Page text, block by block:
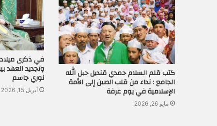
كتب قلم السلام حمدي قنديل حبل الله
الجامع : نداء من قلب الصين إلى الأمة
الإسلامية في يوم عرفة
مايو 26, 2026
في ذكرى
وتجديد العهد
نوري جاسم
أبريل 15, 2026